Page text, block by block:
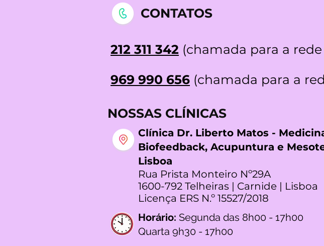
CONTATOS
212 311 342 (chamada para a
969 990 656 (chamada para a
NOSSAS CLÍNICAS
Clínica Dr. Liberto Matos -
Biofeedback, Acupuntura e
Lisboa
Rua Prista Monteiro Nº29A
1600-792 Telheiras | Carnide | Lisboa
Licença ERS N.º 15527/2018
Horário: Segunda das 8h00 - 17h00
Quarta 9h30 - 17h00